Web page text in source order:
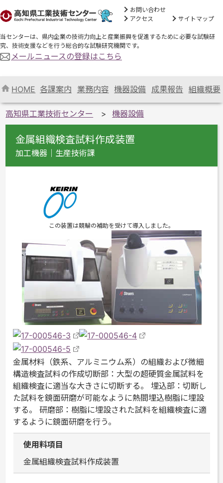
お問い合わせ
アクセス
サイトマップ
当センターは、県内企業の技術力向上と産業振興を促進するために必要な試験研
究、技術支援などを行う総合的な試験研究機関です。
メールニュースの登録はこちら
HOME 各課案内 業務内容 機器設備 成果報告 組織概要
高知県工業技術センター 機器設備
金属組織検査試料作成装置
加工機器｜生産技術課
この装置は競輪の補助を受けて導入しました。
金属材料（鉄系、アルミニウム系）の組織および微細
構造検査試料の作成切断部：大型の超硬質金属試料を
組織検査に適当な大きさに切断する。
埋込部：切断し
た試料を鏡面研磨が可能なように熱間埋込樹脂に埋設
する。
研磨部：樹脂に埋設された試料を組織検査に適
するように鏡面研磨を行う。
使用料項目
金属組織検査試料作成装置